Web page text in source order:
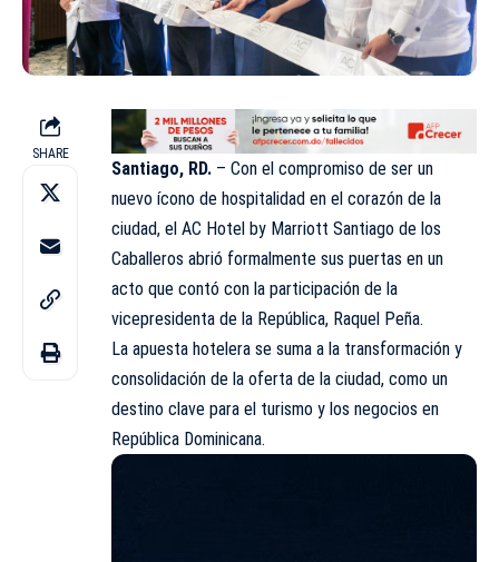
SHARE
Santiago, RD. – Con el compromiso de ser un
nuevo ícono de hospitalidad en el corazón de la
ciudad, el AC Hotel by Marriott Santiago de los
Caballeros abrió formalmente sus puertas en un
acto que contó con la participación de la
vicepresidenta de la República, Raquel Peña.
La apuesta hotelera se suma a la transformación y
consolidación de la oferta de la ciudad, como un
destino clave para el turismo y los negocios en
República Dominicana.